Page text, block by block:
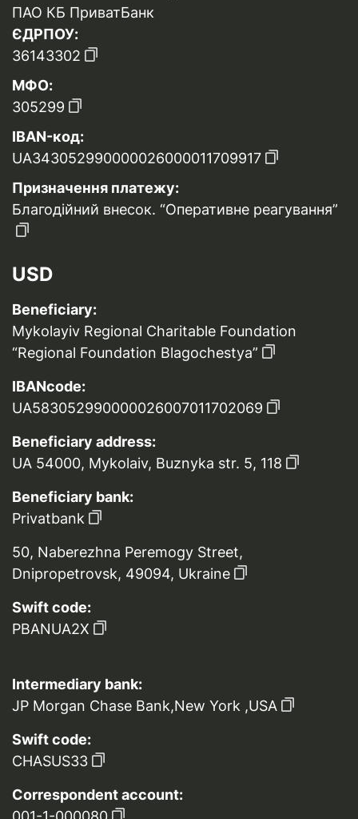
ПАО КБ ПриватБанк
ЄДРПОУ:
36143302
МФО:
305299
IBAN-код:
UA343052990000026000011709917
Призначення платежу:
Благодійний внесок. “Оперативне реагування”
USD
Beneficiary:
Mykolayiv Regional Charitable Foundation
“Regional Foundation Blagochestya”
IBANcode:
UA583052990000026007011702069
Beneficiary address:
UA 54000, Mykolaiv, Buznyka str. 5, 118
Beneficiary bank:
Privatbank
50, Naberezhna Peremogy Street,
Dnipropetrovsk, 49094, Ukraine
Swift code:
PBANUA2X
Intermediary bank:
JP Morgan Chase Bank,New York ,USA
Swift code:
CHASUS33
Correspondent account: